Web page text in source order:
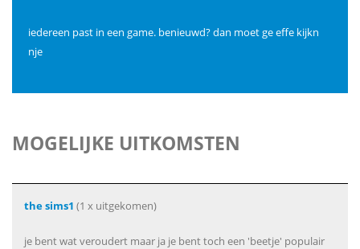
iedereen past in een game. benieuwd? dan moet ge effe kijkn
nje
MOGELIJKE UITKOMSTEN
the sims1 (1 x uitgekomen)
je bent wat veroudert maar ja je bent toch een 'beetje' populair